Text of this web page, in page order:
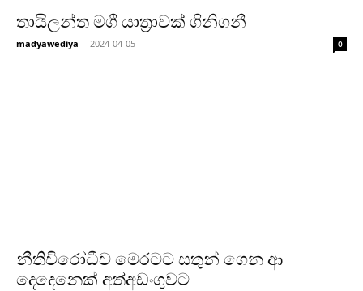
තායිලන්ත මගී යාත්‍රාවක් ගිනිගනී
madyawediya - 2024-04-05 0
නීතිවිරෝධීව මෙරටට සතුන් ගෙන ආ
දෙදෙනෙක් අත්අඩංගුවට